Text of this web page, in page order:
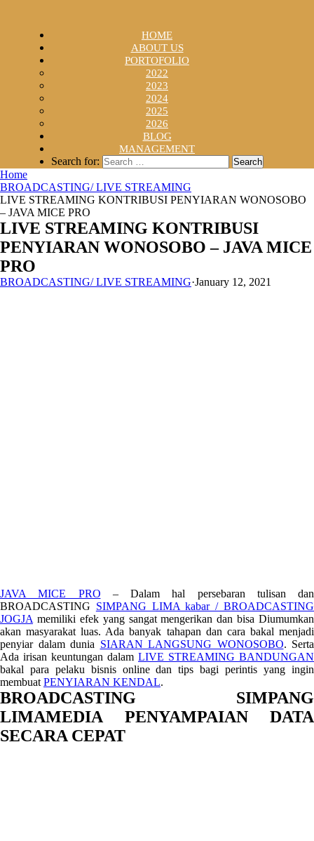
HOME
ABOUT US
PORTOFOLIO
2022
2023
2024
2025
2026
BLOG
MANAGEMENT
Search for:
Home
BROADCASTING/ LIVE STREAMING
LIVE STREAMING KONTRIBUSI PENYIARAN WONOSOBO
– JAVA MICE PRO
LIVE STREAMING KONTRIBUSI
PENYIARAN WONOSOBO – JAVA MICE
PRO
BROADCASTING/ LIVE STREAMING·January 12, 2021
JAVA MICE PRO – Dalam hal persebaran tulisan dan
BROADCASTING SIMPANG LIMA kabar / BROADCASTING
JOGJA memiliki efek yang sangat mengerikan dan bisa Diumumkan
akan masyarakat luas. Ada banyak tahapan dan cara bakal menjadi
penyiar dalam dunia SIARAN LANGSUNG WONOSOBO. Serta
Ada irisan keuntungan dalam LIVE STREAMING BANDUNGAN
bakal para pelaku bisnis online dan tips bagi perintis yang ingin
membuat PENYIARAN KENDAL.
BROADCASTING SIMPANG
LIMAMEDIA PENYAMPAIAN DATA
SECARA CEPAT